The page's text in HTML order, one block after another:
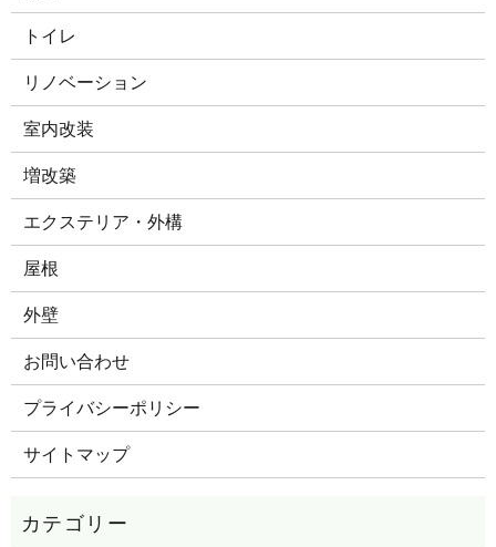
トイレ
リノベーション
室内改装
増改築
エクステリア・外構
屋根
外壁
お問い合わせ
プライバシーポリシー
サイトマップ